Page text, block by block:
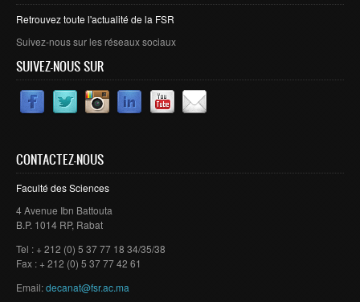
Retrouvez toute l'actualité de la FSR
Suivez-nous sur les réseaux sociaux
SUIVEZ-NOUS SUR
CONTACTEZ-NOUS
Faculté des Sciences
4 Avenue Ibn Battouta
B.P. 1014 RP, Rabat
Tel : + 212 (0) 5 37 77 18 34/35/38
Fax : + 212 (0) 5 37 77 42 61
Email:decanat@fsr.ac.ma